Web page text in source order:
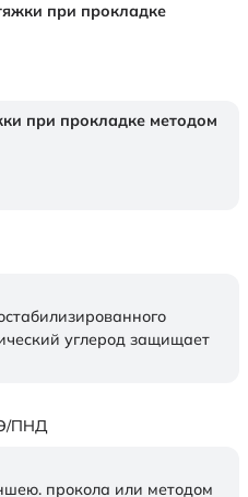
при прокладке
при прокладке методом
углерод защищает
ПНД
прокола или методом